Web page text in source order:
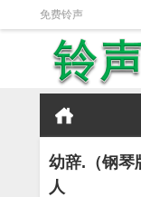
免费铃声
幼辞.（钢琴
人